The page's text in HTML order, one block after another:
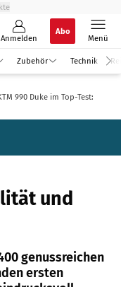
Anmelden
Abo
Menü
Zubehör Technik
990 Duke im Top-Test:
und
genussreichen
ersten